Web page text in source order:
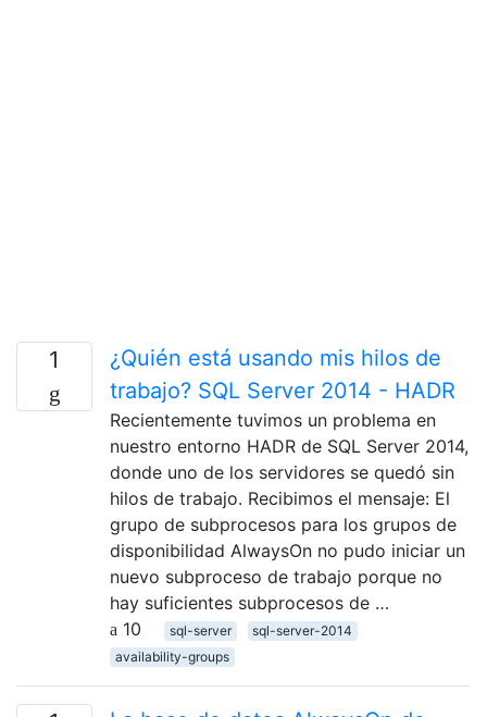
1
¿Quién está usando mis hilos de
trabajo? SQL Server 2014 - HADR
Recientemente tuvimos un problema en
nuestro entorno HADR de SQL Server 2014,
donde uno de los servidores se quedó sin
hilos de trabajo. Recibimos el mensaje: El
grupo de subprocesos para los grupos de
disponibilidad AlwaysOn no pudo iniciar un
nuevo subproceso de trabajo porque no
hay suficientes subprocesos de …
10
sql-server
sql-server-2014
availability-groups